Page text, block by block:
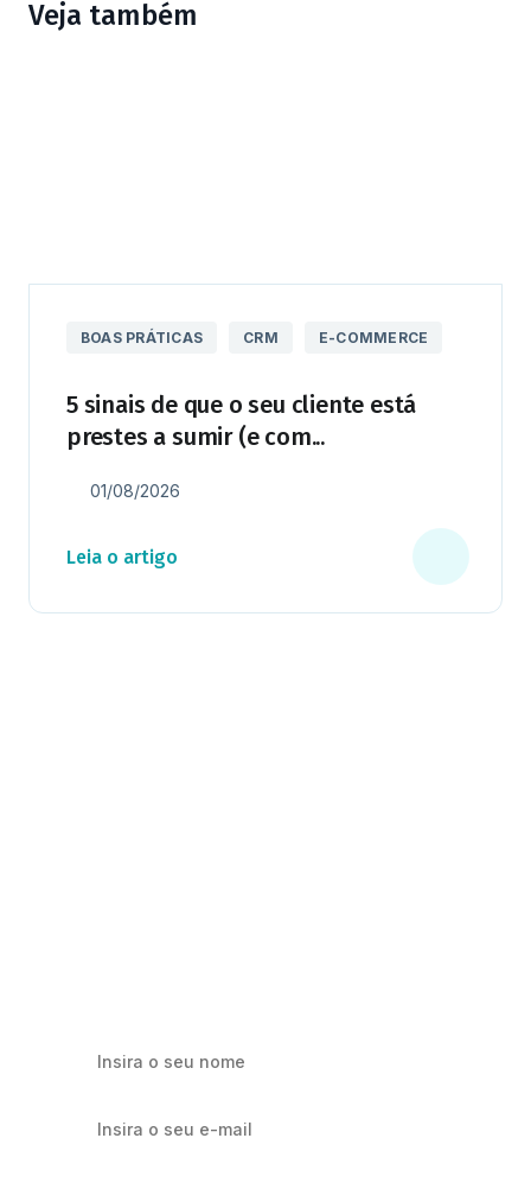
Veja também
BOAS PRÁTICAS CRM E-COMMERCE
5 sinais de que o seu cliente está
prestes a sumir (e com...
01/08/2026
Leia o artigo